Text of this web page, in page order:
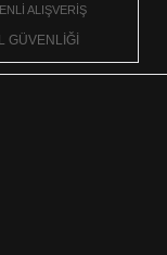
ALIŞVERİŞ
GÜVENLİĞİ